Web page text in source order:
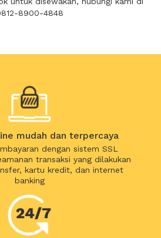
8900-4848
mudah dan terpercaya
dengan sistem SSL
transaksi yang dilakukan
kartu kredit, dan internet
banking